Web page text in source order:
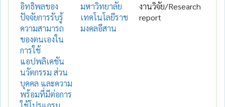
อิทธิพลของ
ปัจจัยการรับรู้
ความสามารถ
ของตนเองใน
การใช้
แอปพลิเคชัน
นวัตกรรม ส่วน
บุคคล และความ
พร้อมที่มีต่อการ
มหาวิทยาลัย
เทคโนโลยีราช
มงคลอีสาน
งานวิจัย/Research
report